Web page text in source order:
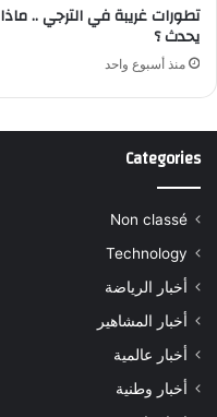
تطورات غريبة في الترجي .. ماذا
يحدث ؟
منذ أسبوع واحد
Categories
Non classé
Technology
أخبار الرياضة
أخبار المشاهير
أخبار عالمية
أخبار وطنية